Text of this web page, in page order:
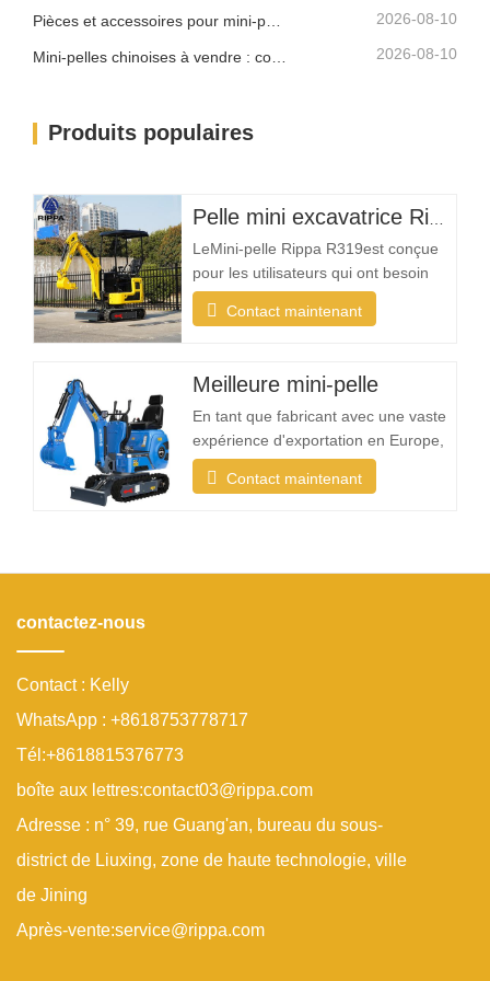
Pièces et accessoires pour mini-pelle Rippa : Guide complet de remplacement et de mise à niveau 2026-08-10
2026-08-10
Produits populaires
LeMini-pelle Rippa R319est conçue
pour les utilisateurs qui ont besoin
d'une machine fiable, compacte et
facile à utiliser pour les tâches
propriétaire, un agriculteur ou une
entreprise de location, la R319 offre
la
Contact maintenant
Meilleure mini-pelle
En tant que fabricant avec une vaste
expérience d'exportation en Europe,
en Amérique du Nord, en Australie et
en Asie du Sud-Est, Rippa constate
Contact maintenant
contactez-nous
Contact : Kelly
WhatsApp : +8618753778717
Tél:+8618815376773
boîte aux lettres:contact03@rippa.com
Adresse : n° 39, rue Guang'an, bureau du sous-
district de Liuxing, zone de haute technologie, ville
de Jining
Après-vente:service@rippa.com